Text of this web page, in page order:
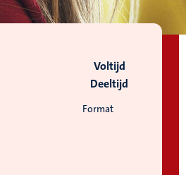
Format
Voltijd
Deeltijd